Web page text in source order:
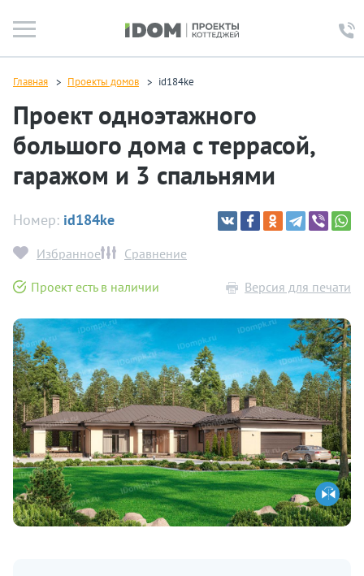
Главная Проекты домов id184ke
Проект одноэтажного
большого дома с террасой,
гаражом и 3 спальнями
Номер: id184ke
Избранное Сравнение
Проект есть в наличии Версия для печати